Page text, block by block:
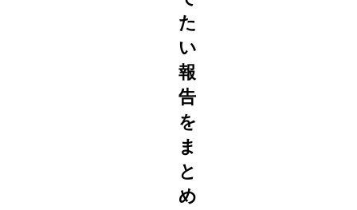
た
い
報
告
を
ま
と
め